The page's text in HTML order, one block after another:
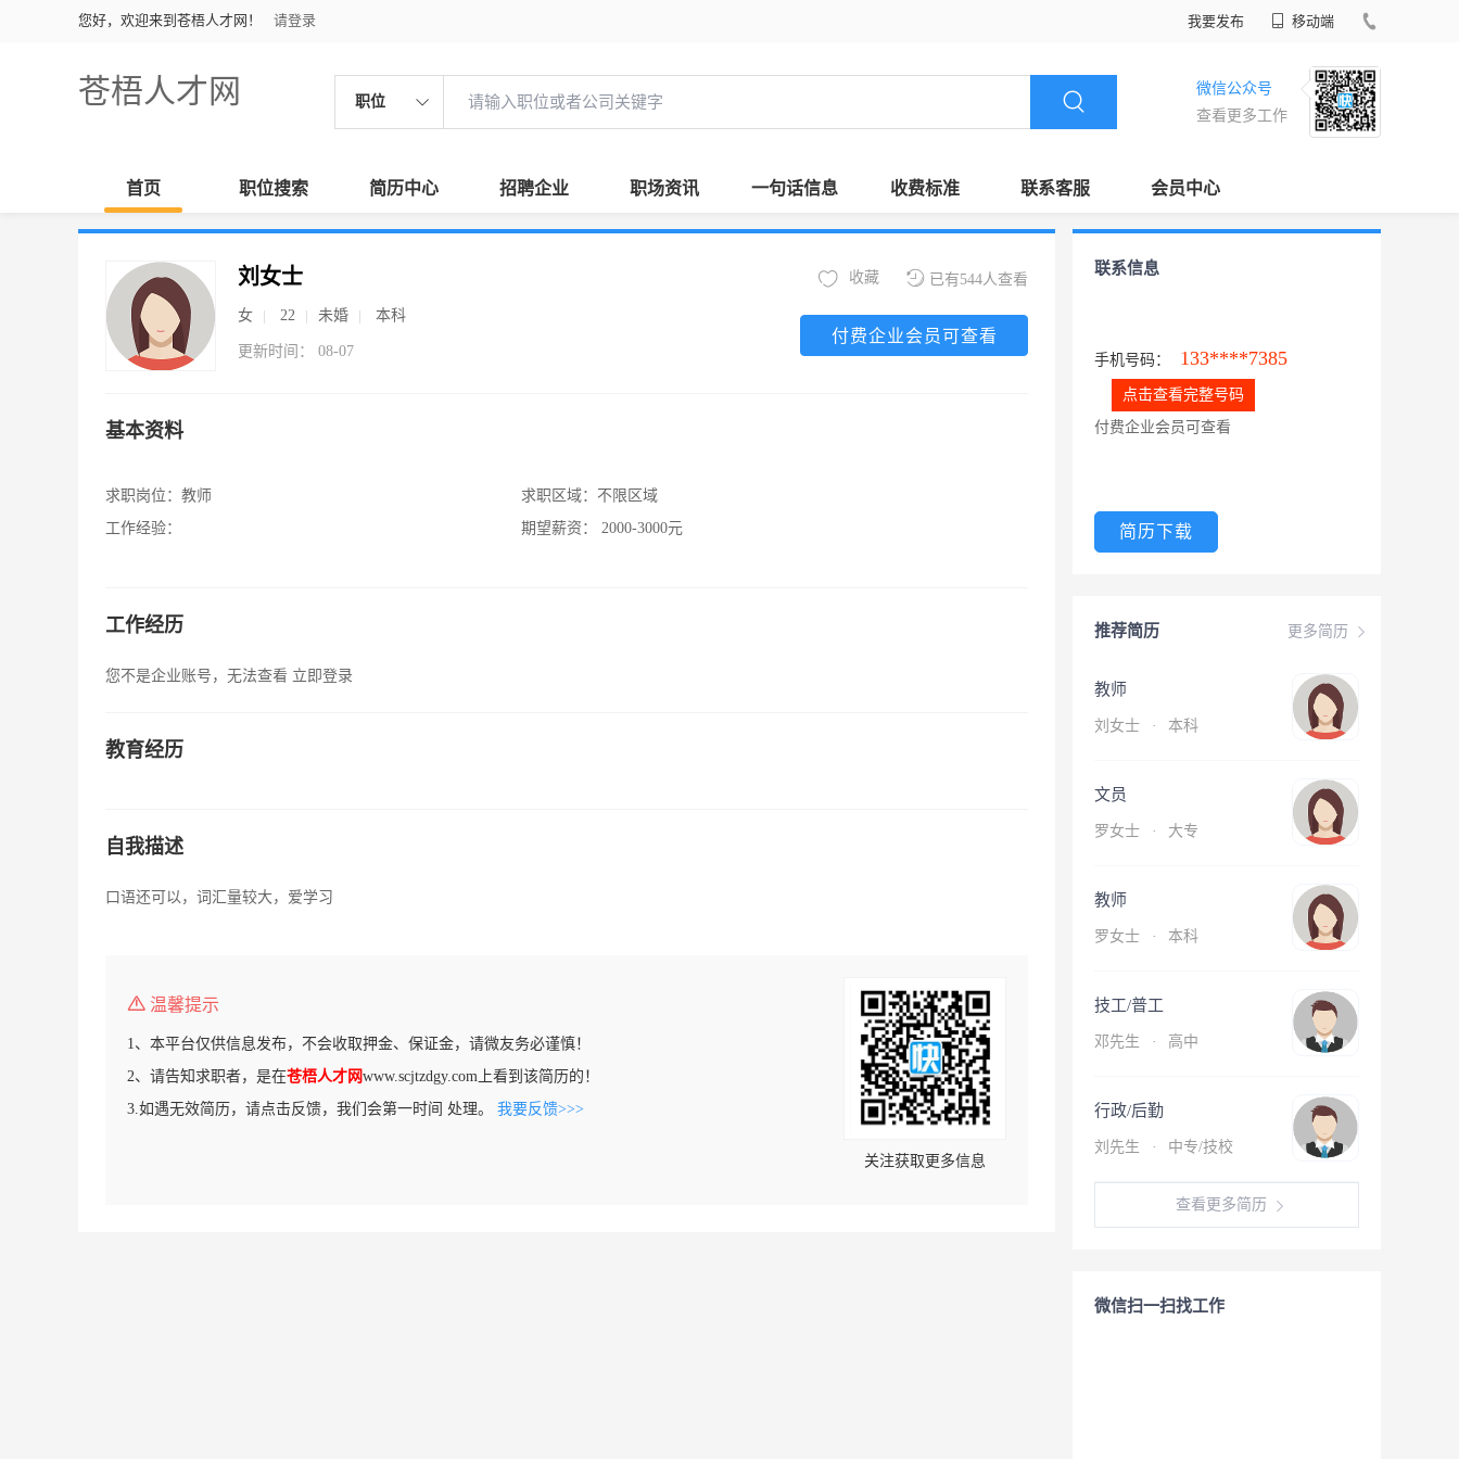
您好，欢迎来到苍梧人才网！ 请登录 我要发布 移动端
苍梧人才网 职位
微信公众号
查看更多工作
首页 职位搜索 简历中心 招聘企业 职场资讯 一句话信息 收费标准 联系客服 会员中心
刘女士
女 22 未婚 本科
更新时间： 08-07
已有544人查看
收藏
付费企业会员可查看
基本资料
求职岗位： 教师
工作经验：
求职区域： 不限区域
期望薪资：
2000-3000元
工作经历
您不是企业账号，无法查看 立即登录
教育经历
自我描述
口语还可以，词汇量较大，爱学习
温馨提示
1、本平台仅供信息发布，不会收取押金、保证金，请微友务必谨慎！
2、请告知求职者，是在苍梧人才网www.scjtzdgy.com上看到该简历的！
3.如遇无效简历，请点击反馈，我们会第一时间 处理。 我要反馈>>>
关注获取更多信息
联系信息
手机号码： 133****7385
点击查看完整号码
付费企业会员可查看
简历下载
更多简历
推荐简历
教师
刘女士 · 本科
文员
罗女士 · 大专
教师
罗女士 · 本科
技工/普工
邓先生 · 高中
行政/后勤
刘先生 · 中专/技校
查看更多简历
微信扫一扫找工作